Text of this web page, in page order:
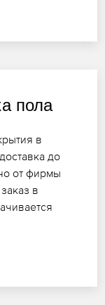
пола
в
до
от фирмы
в